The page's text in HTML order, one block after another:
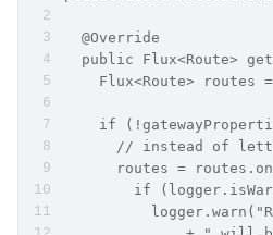
  @Override
public Flux<Route>
Flux<Route> routes
if
// instead of
routes =
if